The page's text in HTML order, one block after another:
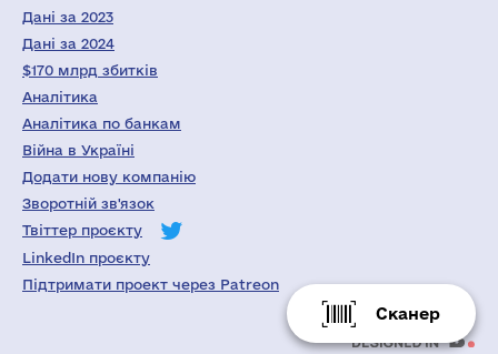
Сканер
Дані за 2023
Дані за 2024
$170 млрд збитків
Аналітика
Аналітика по банкам
Війна в Україні
Додати нову компанію
Зворотній зв'язок
Твіттер проєкту
LinkedIn проєкту
Підтримати проект через Patreon